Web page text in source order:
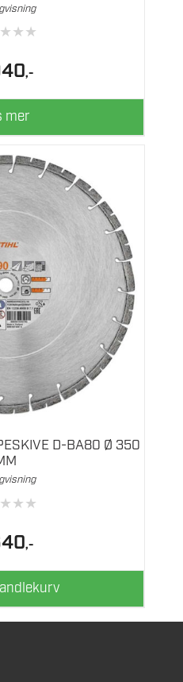
★★★
,-
mer
D-BA80 Ø 350
★★★
,-